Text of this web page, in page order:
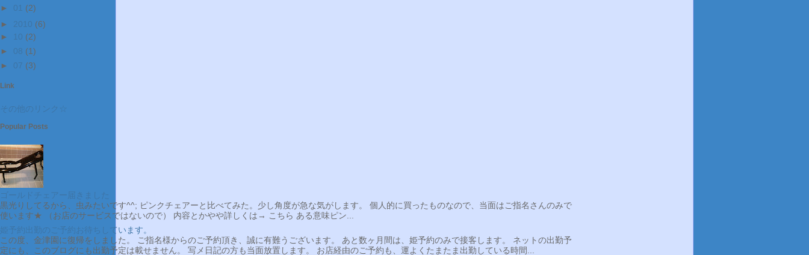
► 01 (2)
► 2010 (6)
►
10 (2)
► 08 (1)
► 07 (3)
Link
その他のリンク☆
Popular Posts
ゴールドチェアー届きました
黒光りしてるから、虫みたいです^^; ピンクチェアーと比べてみた。少し角度が急な気がします。 個人的に買ったものなので、当面はご指名さんのみで
使います★ （お店のサービスではないので） 内容とかやや詳しくは→ こちら ある意味ピン...
姫予約出勤のご予約お待ちしています。
この度、金津園に復帰をしました。 ご指名様からのご予約頂き、誠に有難うございます。 あと数ヶ月間は、姫予約のみで接客します。 ネットの出勤予
定にも、このブログにも出勤予定は載せません。 写メ日記の方も当面放置します。 お店経由のご予約も、運よくたまたま出勤している時間...